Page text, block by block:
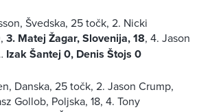
Švedska, 25 točk, 2. Nicki
3. Matej Žagar, Slovenija, 18, 4. Jason
Izak Šantej 0, Denis Štojs 0
Danska, 25 točk, 2. Jason Crump,
Gollob, Poljska, 18, 4. Tony